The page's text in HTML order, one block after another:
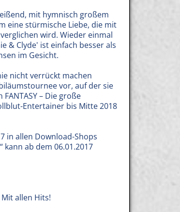
mit hymnisch großem
eine stürmische Liebe, die mit
wird. Wieder einmal
& Clyde' ist einfach besser als
im Gesicht.
nicht verrückt machen
vor, auf der sie
– Die große
Entertainer bis Mitte 2018
in allen Download-Shops
ab dem 06.01.2017
Mit allen Hits!